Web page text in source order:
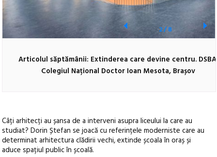
Articolul săptămânii: Extinderea care devine centru.
Colegiul Național Doctor Ioan Mesota, Brașov
2/8
Câți arhitecți au șansa de a interveni asupra liceului la care au
studiat? Dorin Ștefan se joacă cu referințele moderniste care au
determinat arhitectura clădirii vechi, extinde școala în oraș și
aduce spațiul public în școală.